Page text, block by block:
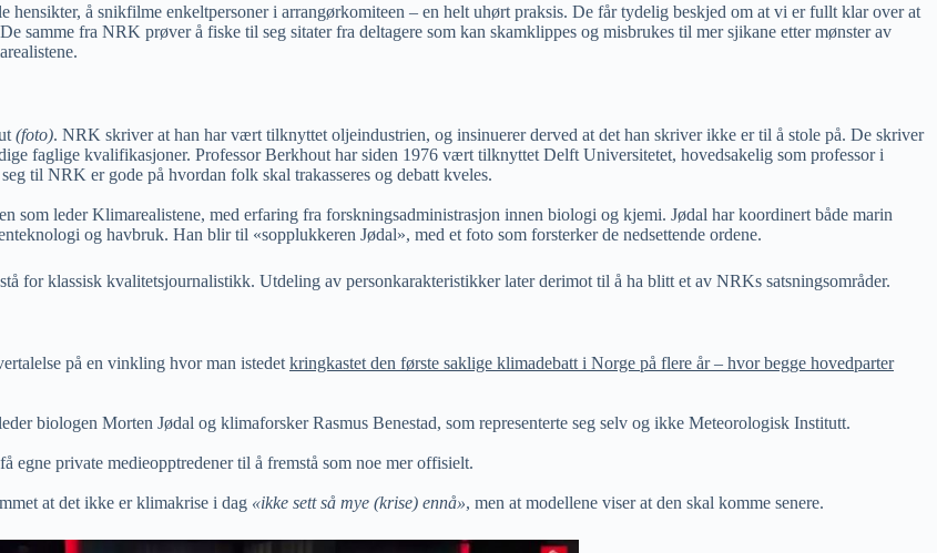
hensikter, å snikfilme enkeltpersoner i arrangørkomiteen – en helt uhørt praksis. De får tydelig beskjed om at vi er fullt klar over at
samme fra NRK prøver å fiske til seg sitater fra deltagere som kan skamklippes og misbrukes til mer sjikane etter mønster av
(foto). NRK skriver at han har vært tilknyttet oljeindustrien, og insinuerer derved at det han skriver ikke er til å stole på. De skriver
faglige kvalifikasjoner. Professor Berkhout har siden 1976 vært tilknyttet Delft Universitetet, hovedsakelig som professor i
til NRK er gode på hvordan folk skal trakasseres og debatt kveles.
som leder Klimarealistene, med erfaring fra forskningsadministrasjon innen biologi og kjemi. Jødal har koordinert både marin
og havbruk. Han blir til «sopplukkeren Jødal», med et foto som forsterker de nedsettende ordene.
for klassisk kvalitetsjournalistikk. Utdeling av personkarakteristikker later derimot til å ha blitt et av NRKs satsningsområder.
på en vinkling hvor man istedet kringkastet den første saklige klimadebatt i Norge på flere år – hvor begge hovedparter
biologen Morten Jødal og klimaforsker Rasmus Benestad, som representerte seg selv og ikke Meteorologisk Institutt.
egne private medieopptredener til å fremstå som noe mer offisielt.
at det ikke er klimakrise i dag «ikke sett så mye (krise) ennå», men at modellene viser at den skal komme senere.